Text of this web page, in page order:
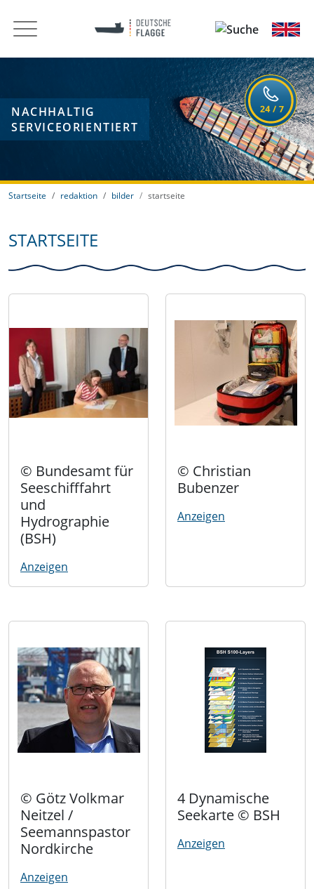
NACHHALTIG
SERVICEORIENTIERT
Startseite redaktion bilder startseite
STARTSEITE
© Bundesamt für
Seeschifffahrt
und
Hydrographie
(BSH)
Anzeigen
© Christian
Bubenzer
Anzeigen
© Götz Volkmar
Neitzel /
Seemannspastor
Nordkirche
Anzeigen
4 Dynamische
Seekarte © BSH
Anzeigen